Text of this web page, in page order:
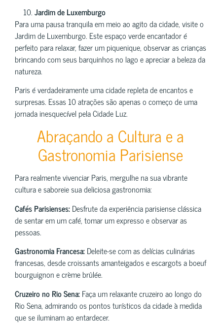
Jardim de Luxemburgo
Para uma pausa tranquila em meio ao agito da cidade, visite o
Jardim de Luxemburgo. Este espaço verde encantador é
perfeito para relaxar, fazer um piquenique, observar as crianças
brincando com seus barquinhos no lago e apreciar a beleza da
natureza.
Paris é verdadeiramente uma cidade repleta de encantos e
surpresas. Essas 10 atrações são apenas o começo de uma
jornada inesquecível pela Cidade Luz.
Abraçando a Cultura e a
Gastronomia Parisiense
Para realmente vivenciar Paris, mergulhe na sua vibrante
cultura e saboreie sua deliciosa gastronomia:
Cafés Parisienses:Desfrute da experiência parisiense clássica
de sentar em um café, tomar um expresso e observar as
pessoas.
Gastronomia Francesa:Deleite-se com as delícias culinárias
francesas, desde croissants amanteigados e escargots a boeuf
bourguignon e crème brûlée.
Cruzeiro no Rio Sena:Faça um relaxante cruzeiro ao longo do
Rio Sena, admirando os pontos turísticos da cidade à medida
que se iluminam ao entardecer.